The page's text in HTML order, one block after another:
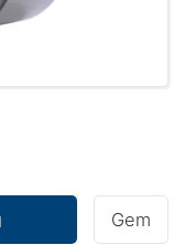
Gem